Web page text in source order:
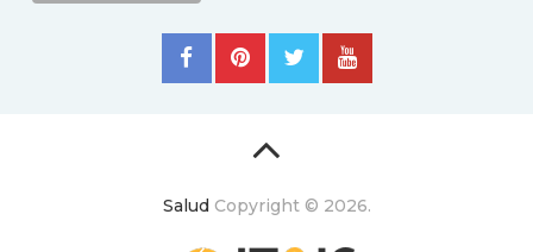
SaludCopyright © 2026.